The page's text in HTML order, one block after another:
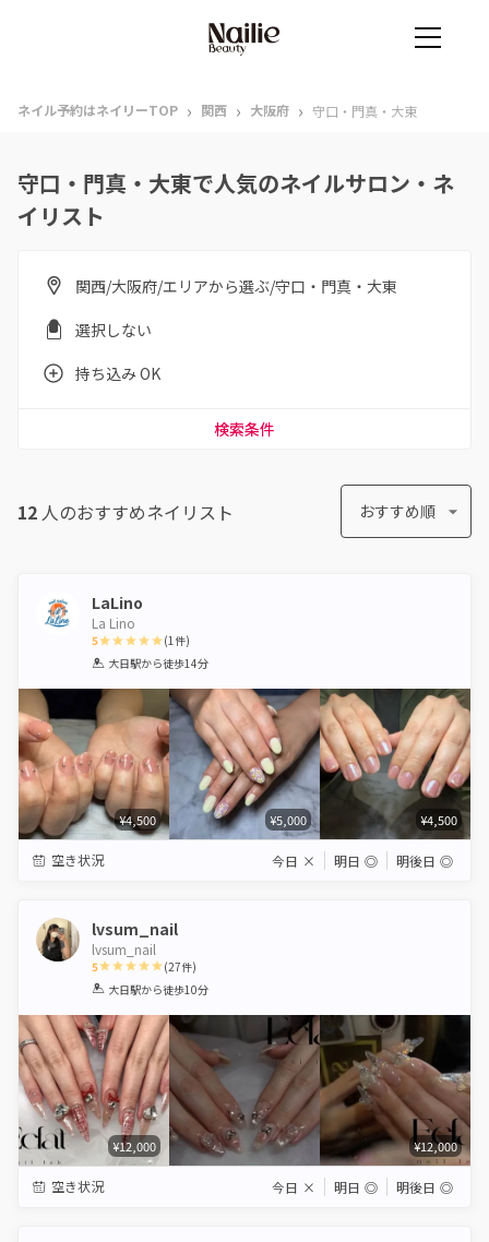
ネイル予約はネイリーTOP › 関西 › 大阪府 › 守口・門真・大東
守口・門真・大東で人気のネイルサロン・ネ
イリスト
関西/大阪府/エリアから選ぶ/守口・門真・大東
選択しない
持ち込み OK
検索条件
12 人のおすすめネイリスト おすすめ順
LaLino
La Lino
5
1 2 3 4 5
(1件)
大日駅から徒歩14分
¥4,500 ¥5,000 ¥4,500
空き状況 今日 × 明日 ◎ 明後日 ◎
lvsum_nail
lvsum_nail
5
1 2 3 4 5
(27件)
大日駅から徒歩10分
¥12,000 ¥12,000
空き状況 今日 × 明日 ◎ 明後日 ◎